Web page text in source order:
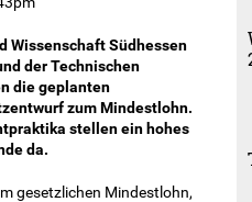
Wissenschaft Südhessen
der Technischen
die geplanten
zum Mindestlohn.
stellen ein hohes
da.
gesetzlichen Mindestlohn,